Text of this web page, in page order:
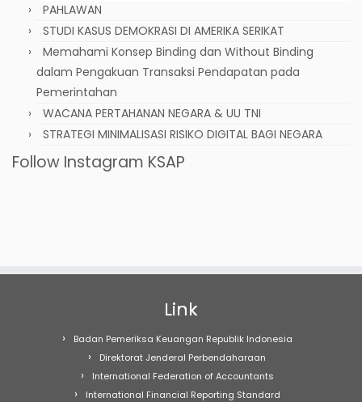
PAHLAWAN
STUDI KASUS DEMOKRASI DI AMERIKA SERIKAT
Memahami Konsep Binding dan Without Binding
dalam Pengakuan Transaksi Pendapatan pada
Pemerintahan
WACANA PERTAHANAN NEGARA & UU TNI
STRATEGI MINIMALISASI RISIKO DIGITAL BAGI NEGARA
Follow Instagram KSAP
Link
Badan Pemeriksa Keuangan Republik Indonesia
Direktorat Jenderal Perbendaharaan
International Federation of Accountants
International Financial Reporting Standard